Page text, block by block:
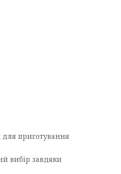
для приготування
вибір завдяки